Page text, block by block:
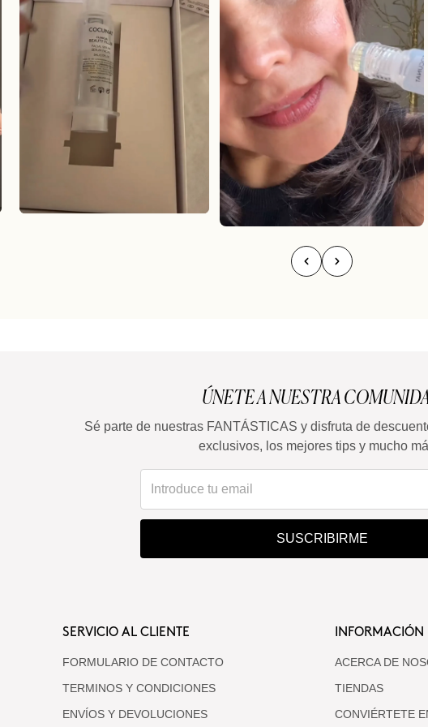
ÚNETE A NUESTRA
Sé parte de nuestras FANTÁSTICAS y disfruta de
exclusivos, los mejores tips y mucho
SUSCRIBIRME
SERVICIO AL CLIENTE
FORMULARIO DE CONTACTO
TERMINOS Y CONDICIONES
ENVÍOS Y DEVOLUCIONES
INFORMACIÓN
ACERCA DE
TIENDAS
CONVIÉRTETE